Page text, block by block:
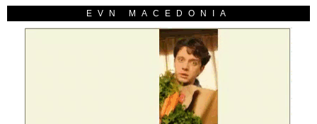
EVN MACEDONIA